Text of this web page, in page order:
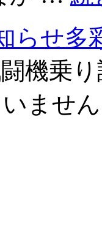
らせ多
機乗
ません